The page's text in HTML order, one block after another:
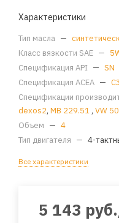
Характеристики
Тип масла —
Класс вязкости SAE —
Спецификация API — SN
Спецификация ACEA — C3
Спецификации
dexos2, MB 229.51, VW
Объем — 4
Тип двигателя — 4-
Все характеристики
5 143 руб.